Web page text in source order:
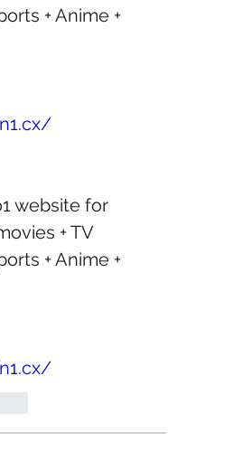
+ Anime +
website for
+ TV
+ Anime +